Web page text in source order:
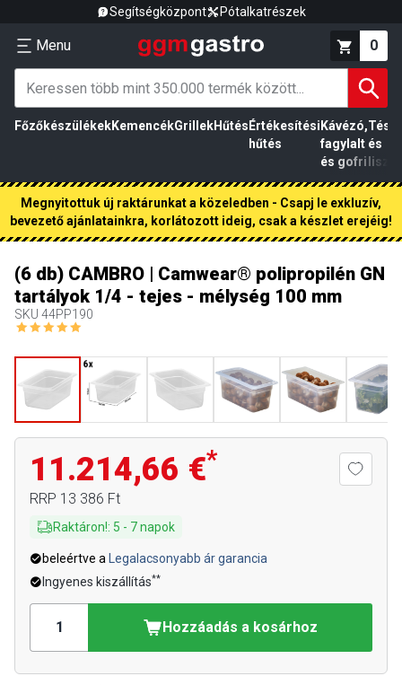
Segítségközpont Pótalkatrészek
Menu 0
FőzőkészülékekKemencékGrillekHűtés Értékesítési
hűtés
Kávézó,
fagylalt
és gofri
és
liszt
Megnyitottuk új raktárunkat a közeledben - Csapj le exkluzív,
bevezető ajánlatainkra, korlátozott ideig, csak a készlet erejéig!
(6 db) CAMBRO | Camwear® polipropilén GN
tartályok 1/4 - tejes - mélység 100 mm
SKU 44PP190
11.214,66 €*
RRP 13 386 Ft
Raktáron!: 5 - 7napok
beleértve a
Legalacsonyabb ár garancia
Ingyenes kiszállítás**
Hozzáadás a kosárhoz